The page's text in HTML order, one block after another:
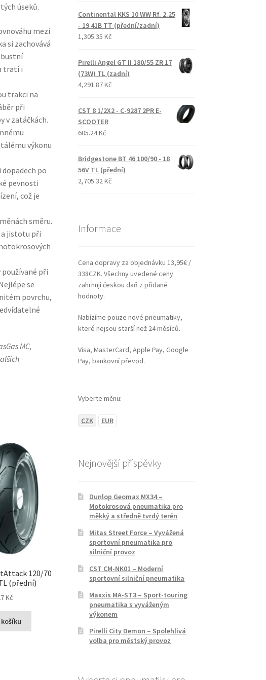
úseků.
mezi
si zachovává
tratí i
trakci na
při
v zatáčkách.
výkonu
po
pevnosti
což je
směru.
a jistotu při
při
se
povrchu,
MC,
120/70
(přední)
Kč
Continental KKS 10 WW Rf. 2.25
- 19 41B TT (přední/zadní)
1,305.35 Kč
Pirelli Angel GT II 180/55 ZR 17
(73W) TL (zadní)
4,291.87 Kč
CST 8 1/2X2 - C-9287 2PR E-
SCOOTER
605.24 Kč
Bridgestone BT 46 100/90 - 18
56V TL (přední)
2,705.32 Kč
Informace
Cena dopravy za objednávku 13,95€ /
338CZK. Všechny uvedené ceny
zahrnují českou daň z přidané
hodnoty.
Nabízíme pouze nové pneumatiky,
které nejsou starší než 24 měsíců.
Visa, MasterCard, Apple Pay, Google
Pay, bankovní převod.
Vyberte měnu:
CZK EUR
Nejnovější příspěvky
Dunlop Geomax MX34 –
Motokrosová pneumatika pro
měkký a středně tvrdý terén
Mitas Street Force – Vyvážená
sportovní pneumatika pro
silniční provoz
CST CM-NK01 – Moderní
sportovní silniční pneumatika
Maxxis MA-ST3 – Sport-touring
pneumatika s vyváženým
výkonem
Pirelli City Demon – Spolehlivá
volba pro městský provoz